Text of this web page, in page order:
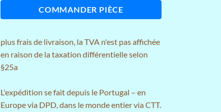
COMMANDER PIÈCE
plusfrais de livraison, la TVA n'est pas affichée
en raison de la taxation différentielle selon
§25a
L'expédition se fait depuis le Portugal – en
Europe via DPD, dans le monde entier via CTT.